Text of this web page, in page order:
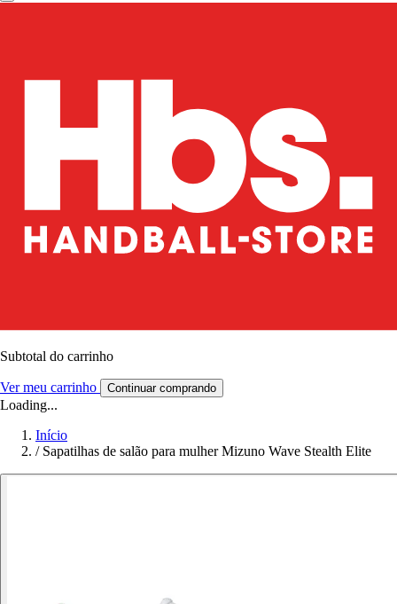
Subtotal do carrinho
Ver meu carrinho Continuar comprando
Loading...
Início
/ Sapatilhas de salão para mulher Mizuno Wave Stealth Elite